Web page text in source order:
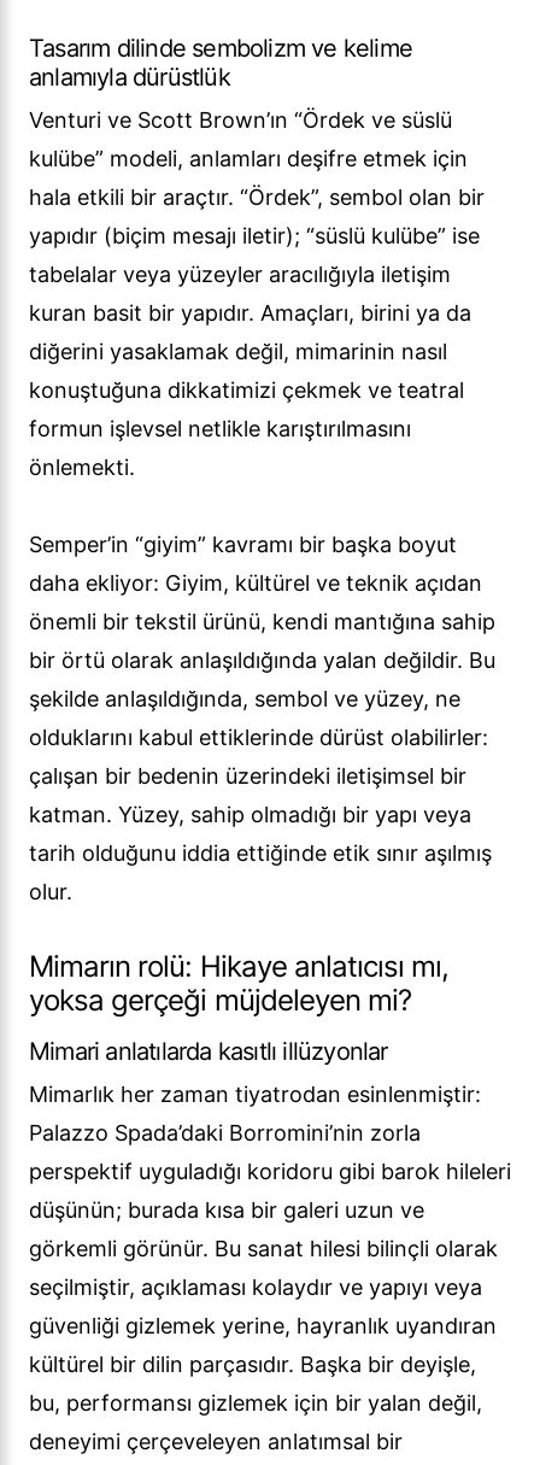
Tasarım dilinde sembolizm ve kelime
anlamıyla dürüstlük
Venturi ve Scott Brown’ın “Ördek ve süslü
kulübe” modeli, anlamları deşifre etmek için
hala etkili bir araçtır. “Ördek”, sembol olan bir
yapıdır (biçim mesajı iletir); “süslü kulübe” ise
tabelalar veya yüzeyler aracılığıyla iletişim
kuran basit bir yapıdır. Amaçları, birini ya da
diğerini yasaklamak değil, mimarinin nasıl
konuştuğuna dikkatimizi çekmek ve teatral
formun işlevsel netlikle karıştırılmasını
önlemekti.
Semper’in “giyim” kavramı bir başka boyut
daha ekliyor: Giyim, kültürel ve teknik açıdan
önemli bir tekstil ürünü, kendi mantığına sahip
bir örtü olarak anlaşıldığında yalan değildir. Bu
şekilde anlaşıldığında, sembol ve yüzey, ne
olduklarını kabul ettiklerinde dürüst olabilirler:
çalışan bir bedenin üzerindeki iletişimsel bir
katman. Yüzey, sahip olmadığı bir yapı veya
tarih olduğunu iddia ettiğinde etik sınır aşılmış
olur.
Mimarın rolü: Hikaye anlatıcısı mı,
yoksa gerçeği müjdeleyen mi?
Mimari anlatılarda kasıtlı illüzyonlar
Mimarlık her zaman tiyatrodan esinlenmiştir:
Palazzo Spada’daki Borromini’nin zorla
perspektif uyguladığı koridoru gibi barok hileleri
düşünün; burada kısa bir galeri uzun ve
görkemli görünür. Bu sanat hilesi bilinçli olarak
seçilmiştir, açıklaması kolaydır ve yapıyı veya
güvenliği gizlemek yerine, hayranlık uyandıran
kültürel bir dilin parçasıdır. Başka bir deyişle,
bu, performansı gizlemek için bir yalan değil,
deneyimi çerçeveleyen anlatımsal bir